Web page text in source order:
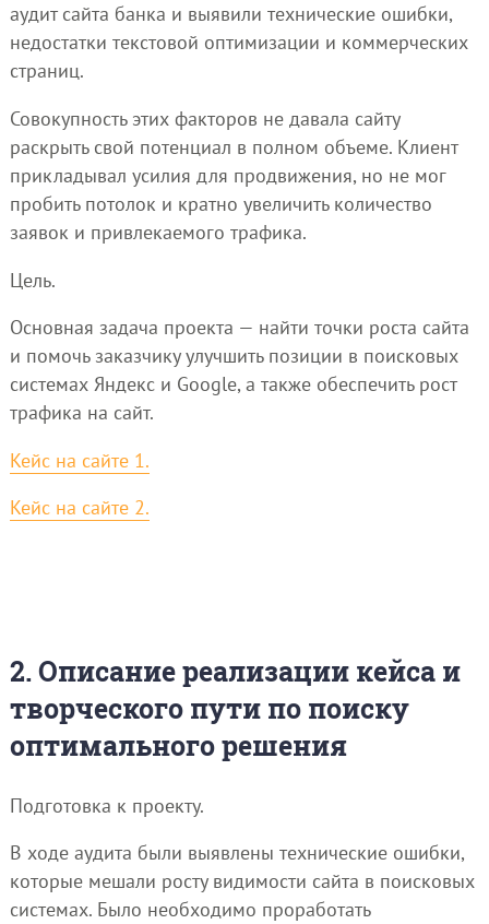
аудит сайта банка и выявили технические ошибки,
недостатки текстовой оптимизации и коммерческих
страниц.
Совокупность этих факторов не давала сайту
раскрыть свой потенциал в полном объеме. Клиент
прикладывал усилия для продвижения, но не мог
пробить потолок и кратно увеличить количество
заявок и привлекаемого трафика.
Цель.
Основная задача проекта — найти точки роста сайта
и помочь заказчику улучшить позиции в поисковых
системах Яндекс и Google, а также обеспечить рост
трафика на сайт.
Кейс на сайте 1.
Кейс на сайте 2.
2. Описание реализации кейса и
творческого пути по поиску
оптимального решения
Подготовка к проекту.
В ходе аудита были выявлены технические ошибки,
которые мешали росту видимости сайта в поисковых
системах. Было необходимо проработать